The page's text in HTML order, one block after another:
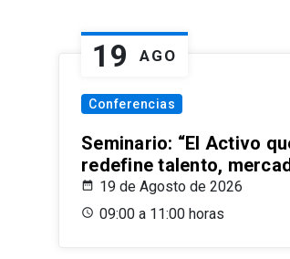
19 AGO
Conferencias
Seminario: “El Activo
redefine talento,
19 de Agosto de 2026
09:00 a 11:00 horas